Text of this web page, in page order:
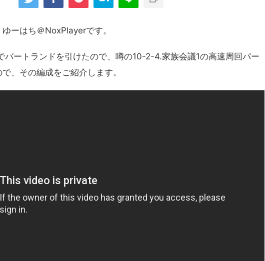
ーはち＠NoxPlayerです。
バートランドを引けたので、噂の10-2-4.家族会議1の高速周回パー
、その編成をご紹介します。